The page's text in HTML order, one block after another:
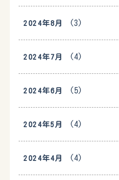
2024年8月 (3)
2024年7月 (4)
2024年6月 (5)
2024年5月 (4)
2024年4月 (4)